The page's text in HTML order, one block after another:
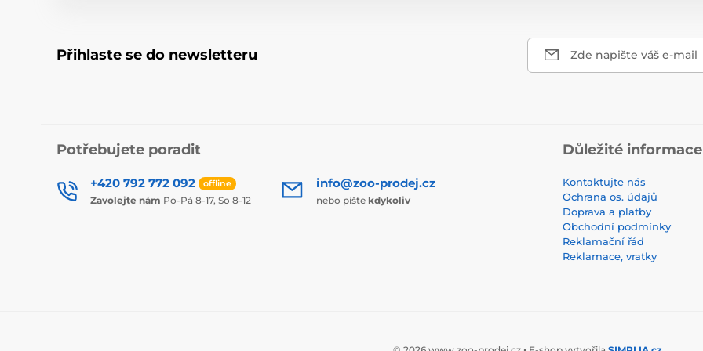
Přihlaste se do newsletteru Zde napište váš e-mail
Potřebujete poradit
+420 792 772 092 offline
Zavolejte nám Po-Pá 8-17, So 8-12
info@zoo-prodej.cz
nebo pište kdykoliv
Důležité informace
Kontaktujte nás
Ochrana os. údajů
Doprava a platby
Obchodní podmínky
Reklamační řád
Reklamace, vratky